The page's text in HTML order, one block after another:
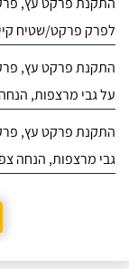
לפרק פרקט/שטיח
התקנת פרקט עץ,
על גבי מרצפות,
התקנת פרקט עץ,
גבי מרצפות, הנחה